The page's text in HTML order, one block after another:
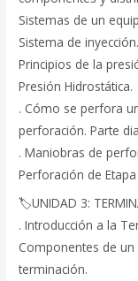
Sistemas de un
Sistema de
Principios de la
Presión Hidrostática.
. Cómo se perfora
perforación. Parte
. Maniobras de
Perforación de Etapa
🏷UNIDAD 3:
. Introducción a la
Componentes de
terminación.